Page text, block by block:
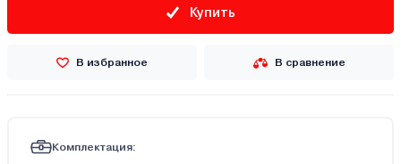
Купить
В избранное В сравнение
Комплектация: